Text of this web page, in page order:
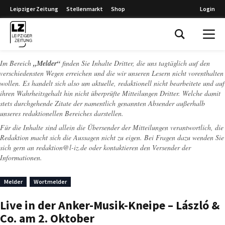
Leipziger Zeitung Stellenmarkt Shop Login
Im Bereich „Melder“ finden Sie Inhalte Dritter, die uns tagtäglich auf den
verschiedensten Wegen erreichen und die wir unseren Lesern nicht vorenthalten
wollen. Es handelt sich also um aktuelle, redaktionell nicht bearbeitete und auf
ihren Wahrheitsgehalt hin nicht überprüfte Mitteilungen Dritter. Welche damit
stets durchgehende Zitate der namentlich genannten Absender außerhalb
unseres redaktionellen Bereiches darstellen.
Für die Inhalte sind allein die Übersender der Mitteilungen verantwortlich, die
Redaktion macht sich die Aussagen nicht zu eigen. Bei Fragen dazu wenden Sie
sich gern an redaktion@l-iz.de oder kontaktieren den Versender der
Informationen.
Melder Wortmelder
Live in der Anker-Musik-Kneipe – László &
Co. am 2. Oktober